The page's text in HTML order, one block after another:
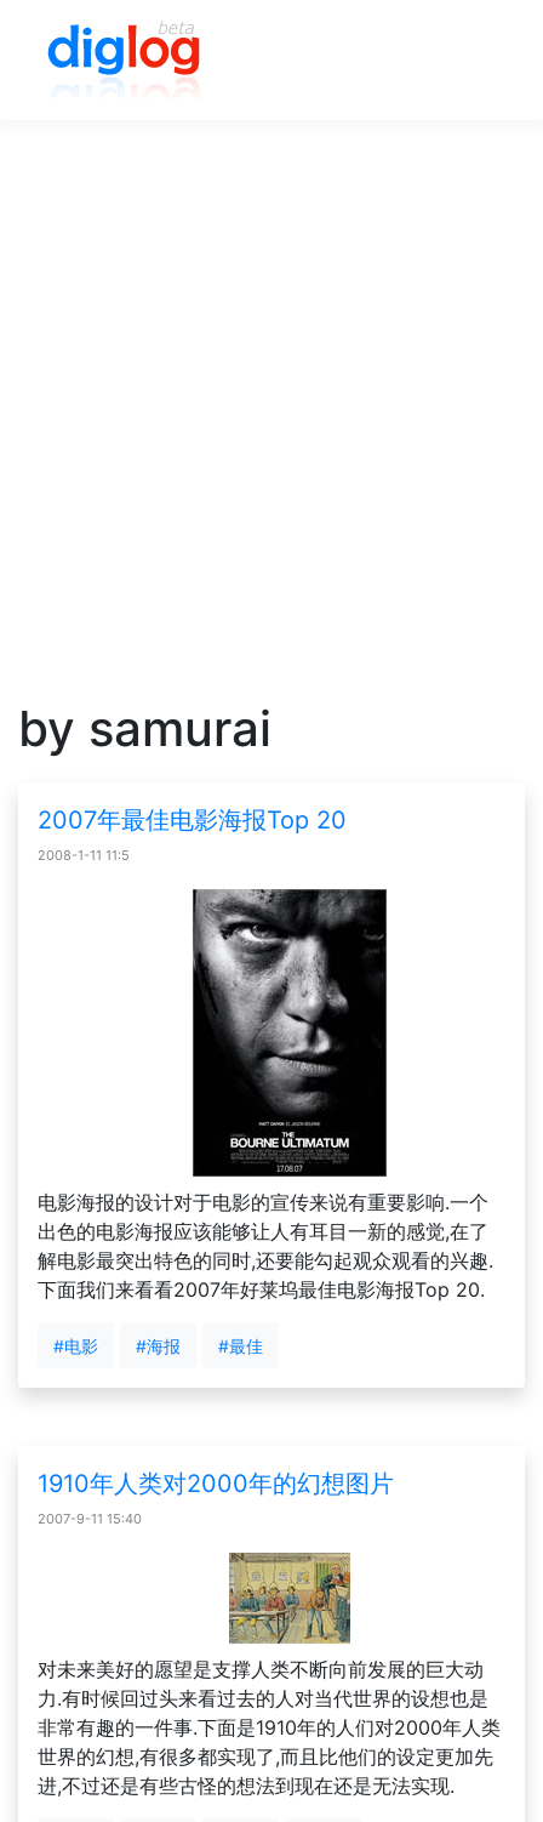
by samurai
2007年最佳电影海报Top 20
2008-1-11 11:5
电影海报的设计对于电影的宣传来说有重要影响.一个
出色的电影海报应该能够让人有耳目一新的感觉,在了
解电影最突出特色的同时,还要能勾起观众观看的兴趣.
下面我们来看看2007年好莱坞最佳电影海报Top 20.
#电影 #海报 #最佳
1910年人类对2000年的幻想图片
2007-9-11 15:40
对未来美好的愿望是支撑人类不断向前发展的巨大动
力.有时候回过头来看过去的人对当代世界的设想也是
非常有趣的一件事.下面是1910年的人们对2000年人类
世界的幻想,有很多都实现了,而且比他们的设定更加先
进,不过还是有些古怪的想法到现在还是无法实现.